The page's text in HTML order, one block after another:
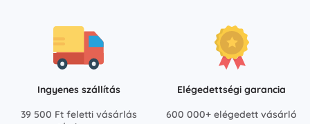
Ingyenes szállítás
39 500 Ft feletti vásárlás
Elégedettségi garancia
600 000+ elégedett vásárló